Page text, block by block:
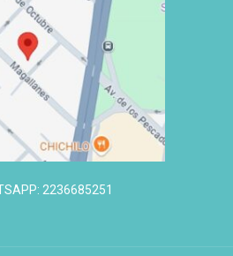
2236685251